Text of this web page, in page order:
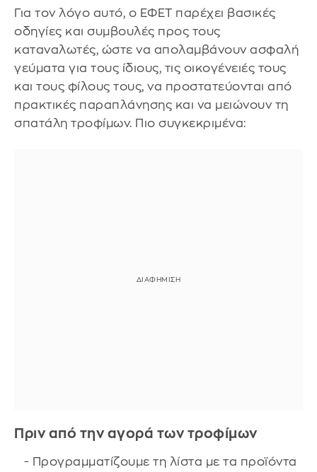
Για τον λόγο αυτό, ο ΕΦΕΤ παρέχει βασικές
οδηγίες και συμβουλές προς τους
καταναλωτές, ώστε να απολαμβάνουν ασφαλή
γεύματα για τους ίδιους, τις οικογένειές τους
και τους φίλους τους, να προστατεύονται από
πρακτικές παραπλάνησης και να μειώνουν τη
σπατάλη τροφίμων. Πιο συγκεκριμένα:
Πριν από την αγορά των τροφίμων
- Προγραμματίζουμε τη λίστα με τα προϊόντα